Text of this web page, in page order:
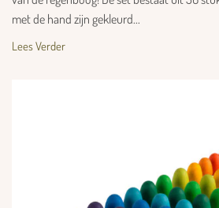
met de hand zijn gekleurd...
Lees Verder